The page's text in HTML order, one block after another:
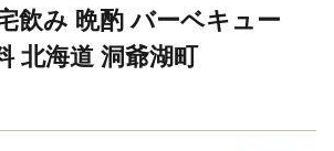
飲み 晩酌 バーベキュー
北海道 洞爺湖町